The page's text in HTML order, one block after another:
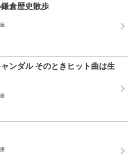
倉歴史散歩
ンダル そのときヒット曲は生